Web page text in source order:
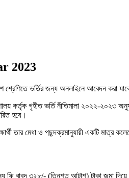
2023
ভর্তির জন্য অনলাইনে আবেদন করা
কর্তৃক গৃহীত ভর্তি নীতিমালা ২০২২-২০২৩
হবে।
তার মেধা ও পছন্দক্রমানুযায়ী একটি মাত্র
ফি বাবদ ৩২৮/- (তিনশত আটাশ) টাকা জমা দিয়ে